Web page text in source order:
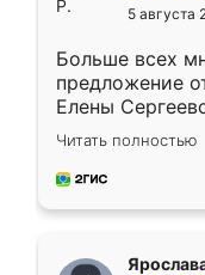
5 августа
Больше всех
предложение
Елены
короткие
для замера
предложил по
Читать полностью